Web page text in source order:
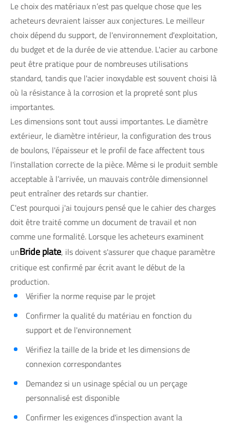
Le choix des matériaux n’est pas quelque chose que les
acheteurs devraient laisser aux conjectures. Le meilleur
choix dépend du support, de l'environnement d'exploitation,
du budget et de la durée de vie attendue. L'acier au carbone
peut être pratique pour de nombreuses utilisations
standard, tandis que l'acier inoxydable est souvent choisi là
où la résistance à la corrosion et la propreté sont plus
importantes.
Les dimensions sont tout aussi importantes. Le diamètre
extérieur, le diamètre intérieur, la configuration des trous
de boulons, l'épaisseur et le profil de face affectent tous
l'installation correcte de la pièce. Même si le produit semble
acceptable à l’arrivée, un mauvais contrôle dimensionnel
peut entraîner des retards sur chantier.
C'est pourquoi j'ai toujours pensé que le cahier des charges
doit être traité comme un document de travail et non
comme une formalité. Lorsque les acheteurs examinent
unBride plate, ils doivent s'assurer que chaque paramètre
critique est confirmé par écrit avant le début de la
production.
Vérifier la norme requise par le projet
Confirmer la qualité du matériau en fonction du
support et de l'environnement
Vérifiez la taille de la bride et les dimensions de
connexion correspondantes
Demandez si un usinage spécial ou un perçage
personnalisé est disponible
Confirmer les exigences d'inspection avant la